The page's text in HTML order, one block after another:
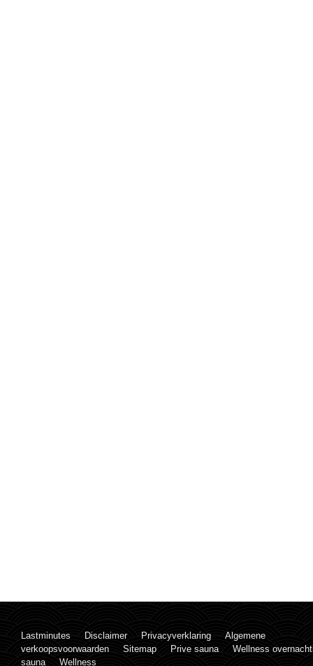
Lastminutes Disclaimer Privacyverklaring
Algemene
verkoopsvoorwaarden
Sitemap Prive sauna
Wellness
sauna
Wellness